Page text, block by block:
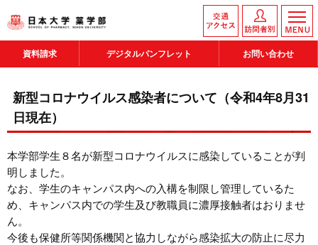
資料請求 デジタルパンフレット お問い合わせ
新型コロナウイルス感染者について（令和4年8月31
日現在）
本学部学生８名が新型コロナウイルスに感染していることが判
明しました。
なお、学生のキャンパス内への入構を制限し管理しているた
め、キャンパス内での学生及び教職員に濃厚接触者はおりませ
ん。
今後も保健所等関係機関と協力しながら感染拡大の防止に尽力